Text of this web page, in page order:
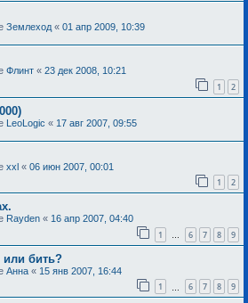
Землеход « 01 апр 2009, 10:39
Флинт « 23 дек 2008, 10:21
1 2
LeoLogic « 17 авг 2007, 09:55
xxl « 06 июн 2007, 00:01
1 2
Rayden « 16 апр 2007, 04:40
1 … 6 7 8 9
или бить?
Анна « 15 янв 2007, 16:44
1 6 7 8 9